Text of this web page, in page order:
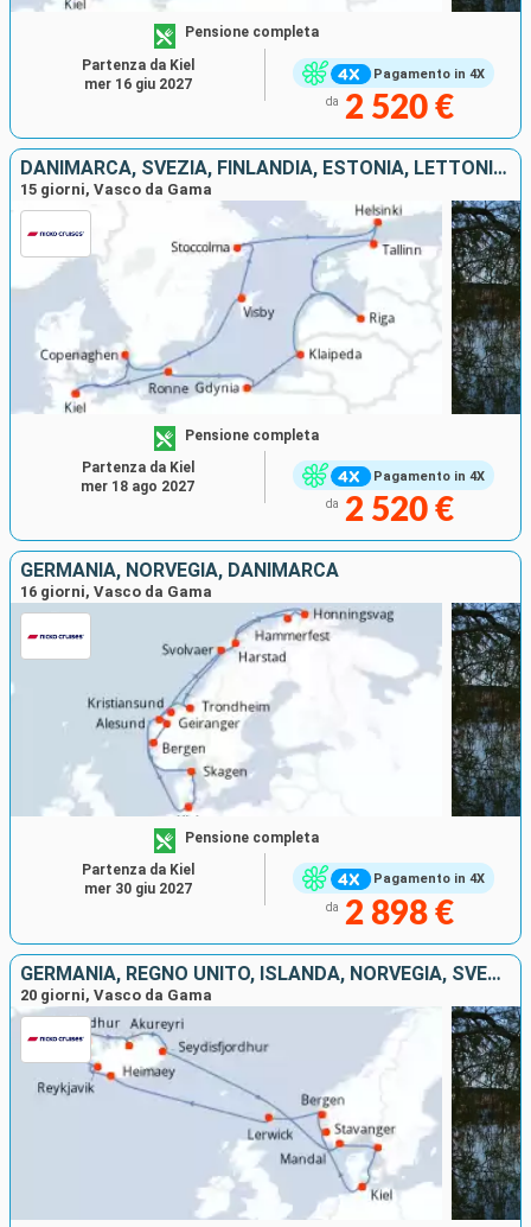
Pagamento in 4X
Pensione completa
da 2 520 €
Partenza da Kiel
mer 16 giu 2027
DANIMARCA, SVEZIA, FINLANDIA, ESTONIA, LETTONIA, LITUANIA, POLONIA, GERMANIA
15 giorni, Vasco da Gama
Pagamento in 4X
Pensione completa
da 2 520 €
Partenza da Kiel
mer 18 ago 2027
GERMANIA, NORVEGIA, DANIMARCA
16 giorni, Vasco da Gama
Pagamento in 4X
Pensione completa
da 2 898 €
Partenza da Kiel
mer 30 giu 2027
GERMANIA, REGNO UNITO, ISLANDA, NORVEGIA, SVEZIA
20 giorni, Vasco da Gama